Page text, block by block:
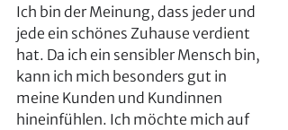
Ich bin der Meinung, dass jeder und
jede ein schönes Zuhause verdient
hat. Da ich ein sensibler Mensch bin,
kann ich mich besonders gut in
meine Kunden und Kundinnen
hineinfühlen. Ich möchte mich auf